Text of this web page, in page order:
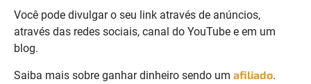
Você pode divulgar o seu link através de anúncios,
através das redes sociais, canal do YouTube e em um
blog.
Saiba mais sobre ganhar dinheiro sendo um afiliado.